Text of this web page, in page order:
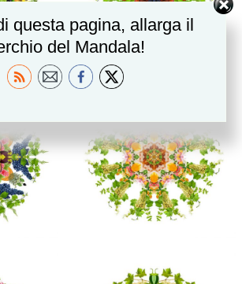
questa pagina, allarga il
del Mandala!